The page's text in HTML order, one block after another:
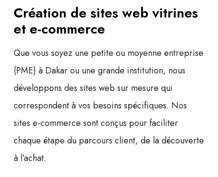
Création de sites web vitrines
et e-commerce
Que vous soyez une petite ou moyenne entreprise
(PME) à Dakar ou une grande institution, nous
développons des sites web sur mesure qui
correspondent à vos besoins spécifiques. Nos
sites e-commerce sont conçus pour faciliter
chaque étape du parcours client, de la découverte
à l’achat.